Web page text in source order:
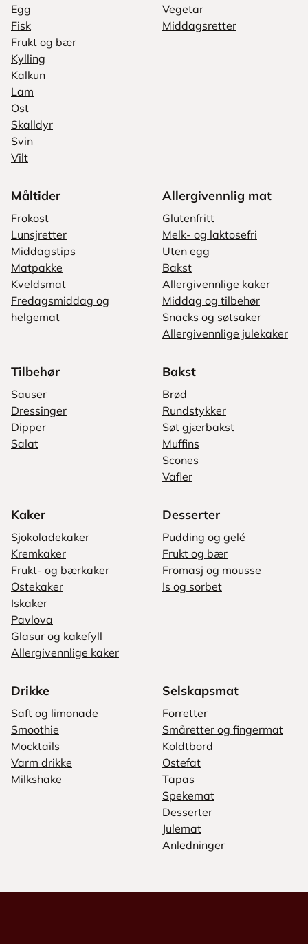
Egg
Fisk
Frukt og bær
Kylling
Kalkun
Lam
Ost
Skalldyr
Svin
Vilt
Vegetar
Middagsretter
Måltider
Frokost
Lunsjretter
Middagstips
Matpakke
Kveldsmat
Fredagsmiddag og
helgemat
Allergivennlig mat
Glutenfritt
Melk- og laktosefri
Uten egg
Bakst
Allergivennlige kaker
Middag og tilbehør
Snacks og søtsaker
Allergivennlige julekaker
Tilbehør
Sauser
Dressinger
Dipper
Salat
Bakst
Brød
Rundstykker
Søt gjærbakst
Muffins
Scones
Vafler
Kaker
Sjokoladekaker
Kremkaker
Frukt- og bærkaker
Ostekaker
Iskaker
Pavlova
Glasur og kakefyll
Allergivennlige kaker
Desserter
Pudding og gelé
Frukt og bær
Fromasj og mousse
Is og sorbet
Drikke
Saft og limonade
Smoothie
Mocktails
Varm drikke
Milkshake
Selskapsmat
Forretter
Småretter og fingermat
Koldtbord
Ostefat
Tapas
Spekemat
Desserter
Julemat
Anledninger